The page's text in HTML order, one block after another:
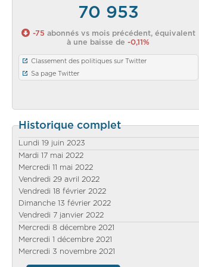
70 953
-75 abonnés vs mois précédent, équivalent
à une baisse de-0,11%
Classement des politiques sur Twitter
Sa page Twitter
Historique complet
Lundi 19 juin 2023
Mardi 17 mai 2022
Mercredi 11 mai 2022
Vendredi 29 avril 2022
Vendredi 18 février 2022
Dimanche 13 février 2022
Vendredi 7 janvier 2022
Mercredi 8 décembre 2021
Mercredi 1 décembre 2021
Mercredi 3 novembre 2021